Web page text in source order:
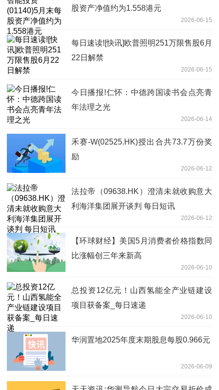
股资产净值约为1.558港元
2026-06-15
每日速读![快讯]欧普照明251万限售股6月
22日解禁
2026-06-15
今日播报!仁怀：中德跨国读书会点亮青
年法理之光
2026-06-14
禾赛-W(02525.HK)授出合共73.7万份奖
励
2026-06-12
法拉帝（09638.HK）澄清未就收购意大
利海洋集团展开谈判 每日短讯
2026-06-12
【环球财经】美国5月消费者价格指数同
比涨幅创三年来新高
2026-06-10
总投资12亿元！山西氢能全产业链建设
项目获备案_每日速递
2026-06-10
华润置地2025年度末期股息每股0.966元
2026-06-09